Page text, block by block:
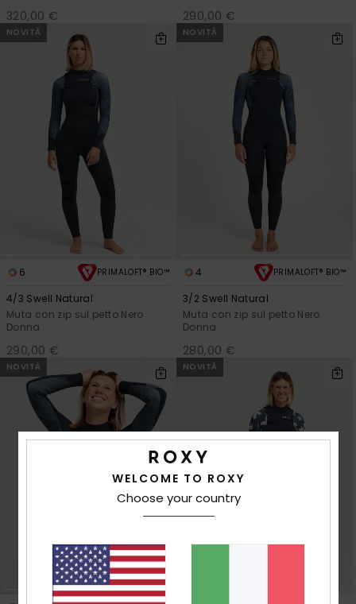
320,00 € 290,00 €
NOVITÀ
6 PRIMALOFT® BIO™
4/3 Swell Natural
Muta con zip sul petto Nero
Donna
290,00 €
NOVITÀ
4 PRIMALOFT® BIO™
3/2 Swell Natural
Muta con zip sul petto Nero
Donna
280,00 €
NOVITÀ NOVITÀ
WELCOME TO ROXY
Choose your country